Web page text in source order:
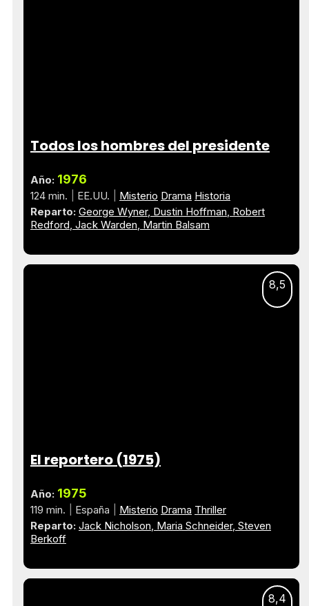
Todos los hombres del presidente
Año: 1976
124 min. EE.UU. Misterio Drama Historia
Reparto: George Wyner Dustin Hoffman Robert
Redford Jack Warden Martin Balsam
8,5
El reportero (1975)
Año: 1975
119 min. España Misterio Drama Thriller
Reparto: Jack Nicholson Maria Schneider Steven
Berkoff
8,4